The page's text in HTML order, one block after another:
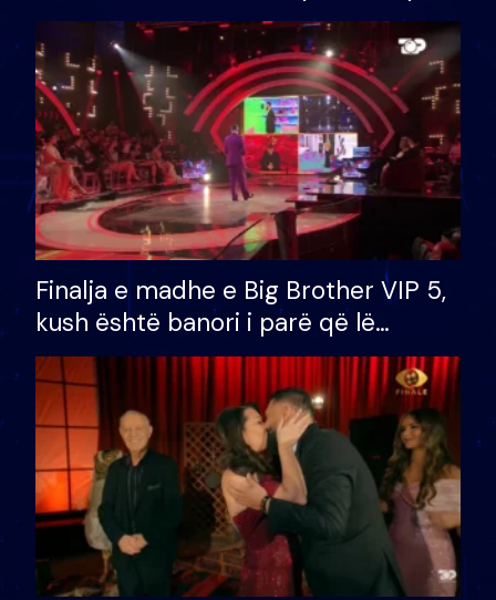
Finalja e madhe e Big Brother VIP 5,
kush është banori i parë që lë
shtëpinë dhe humb mundësinë për
të fituar çmimin e madh